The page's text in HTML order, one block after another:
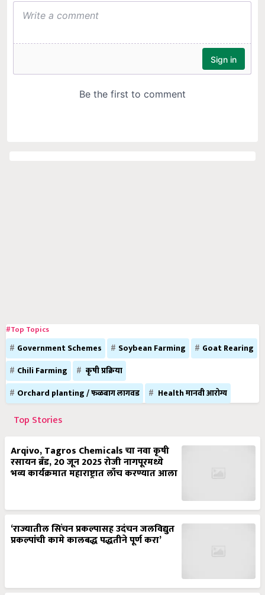
#Top Topics
Government Schemes Soybean Farming
Goat Rearing
Chili Farming
कृषी प्रक्रिया
Orchard planting / फळबाग लागवड
Health मानवी आरोग्य
Top Stories
Arqivo, Tagros Chemicals चा नवा कृषी
रसायन ब्रँड, 20 जून 2025 रोजी नागपूरमध्ये
भव्य कार्यक्रमात महाराष्ट्रात लाँच करण्यात आला
‘राज्यातील सिंचन प्रकल्पासह उदंचन जलविद्युत
प्रकल्पांची कामे कालबद्ध पद्धतीने पूर्ण करा’